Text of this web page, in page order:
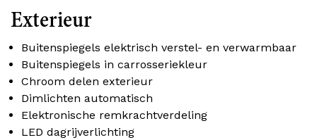
Exterieur
Buitenspiegels elektrisch verstel- en verwarmbaar
Buitenspiegels in carrosseriekleur
Chroom delen exterieur
Dimlichten automatisch
Elektronische remkrachtverdeling
LED dagrijverlichting